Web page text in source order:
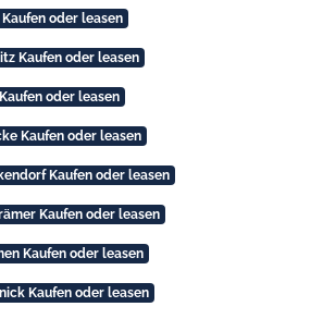
oder leasen
Kaufen oder leasen
oder leasen
Kaufen oder leasen
Kaufen oder leasen
Kaufen oder leasen
Kaufen oder leasen
Kaufen oder leasen